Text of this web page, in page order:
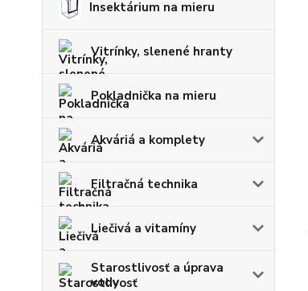
Insektárium na mieru
Vitrínky, slenené hranty
Pokladnička na mieru
Akváriá a komplety
Filtračná technika
Liečivá a vitamíny
Starostlivosť a úprava
vody